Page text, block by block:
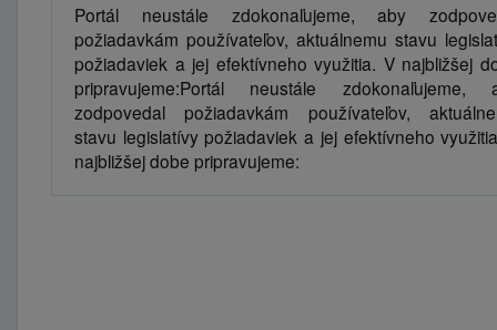
Portál neustále zdokonaľujeme, aby
požiadavkám používateľov, aktuálnemu stavu
požiadaviek a jej efektívneho využitia. V najbližšej
pripravujeme:Portál neustále zdokonaľujeme,
zodpovedal požiadavkám používateľov,
stavu legislatívy požiadaviek a jej efektívneho
najbližšej dobe pripravujeme: